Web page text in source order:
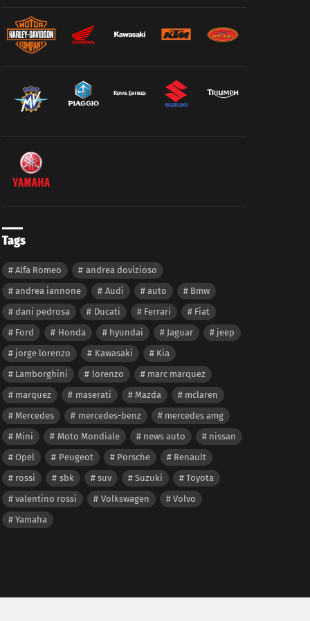
Tags
Alfa Romeo
andrea dovizioso
andrea iannone
Audi auto
Bmw
dani pedrosa
Ducati Ferrari
Fiat
Ford
Honda hyundai Jaguar
jeep
jorge lorenzo
Kawasaki
Kia
Lamborghini
lorenzo
marc marquez
marquez
maserati Mazda
mclaren
Mercedes
mercedes-benz
mercedes amg
Mini
Moto Mondiale news auto
nissan
Opel
Peugeot Porsche
Renault
rossi
sbk suv Suzuki
Toyota
valentino rossi
Volkswagen
Volvo
Yamaha